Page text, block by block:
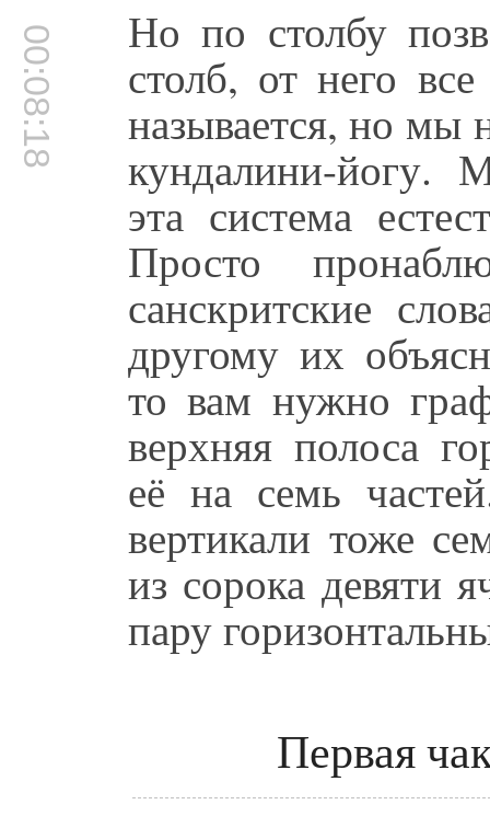
00:08:18 Но по столбу
столб, от него
называется, но мы
кундалини-йогу.
эта система
Просто
санскритские
другому их
то вам нужно
верхняя полоса
её на семь
вертикали тоже
из сорока девяти
пару
Первая